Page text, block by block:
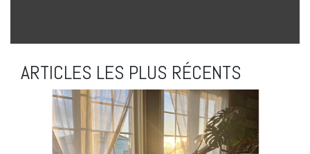
ARTICLES LES PLUS RÉCENTS